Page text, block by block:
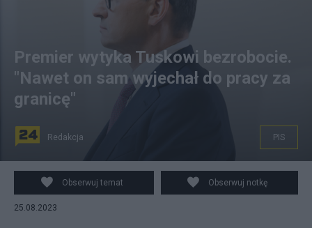
Fot. PAP/Jakub Kaczmarczyk
Premier wytyka Tuskowi bezrobocie.
"Nawet on sam wyjechał do pracy za
granicę"
Redakcja PIS
Obserwuj temat Obserwuj notkę
25.08.2023